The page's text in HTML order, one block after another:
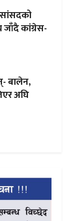
जाँदै कांग्रेस-
बालेन,
अघि